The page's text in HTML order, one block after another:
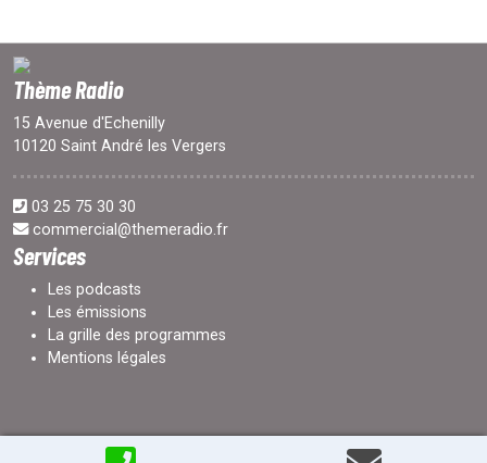
Thème Radio
15 Avenue d'Echenilly
10120 Saint André les Vergers
03 25 75 30 30
commercial@themeradio.fr
Services
Les podcasts
Les émissions
La grille des programmes
Mentions légales
Tous droits réservés © - Réalisation : www.arnotw.net